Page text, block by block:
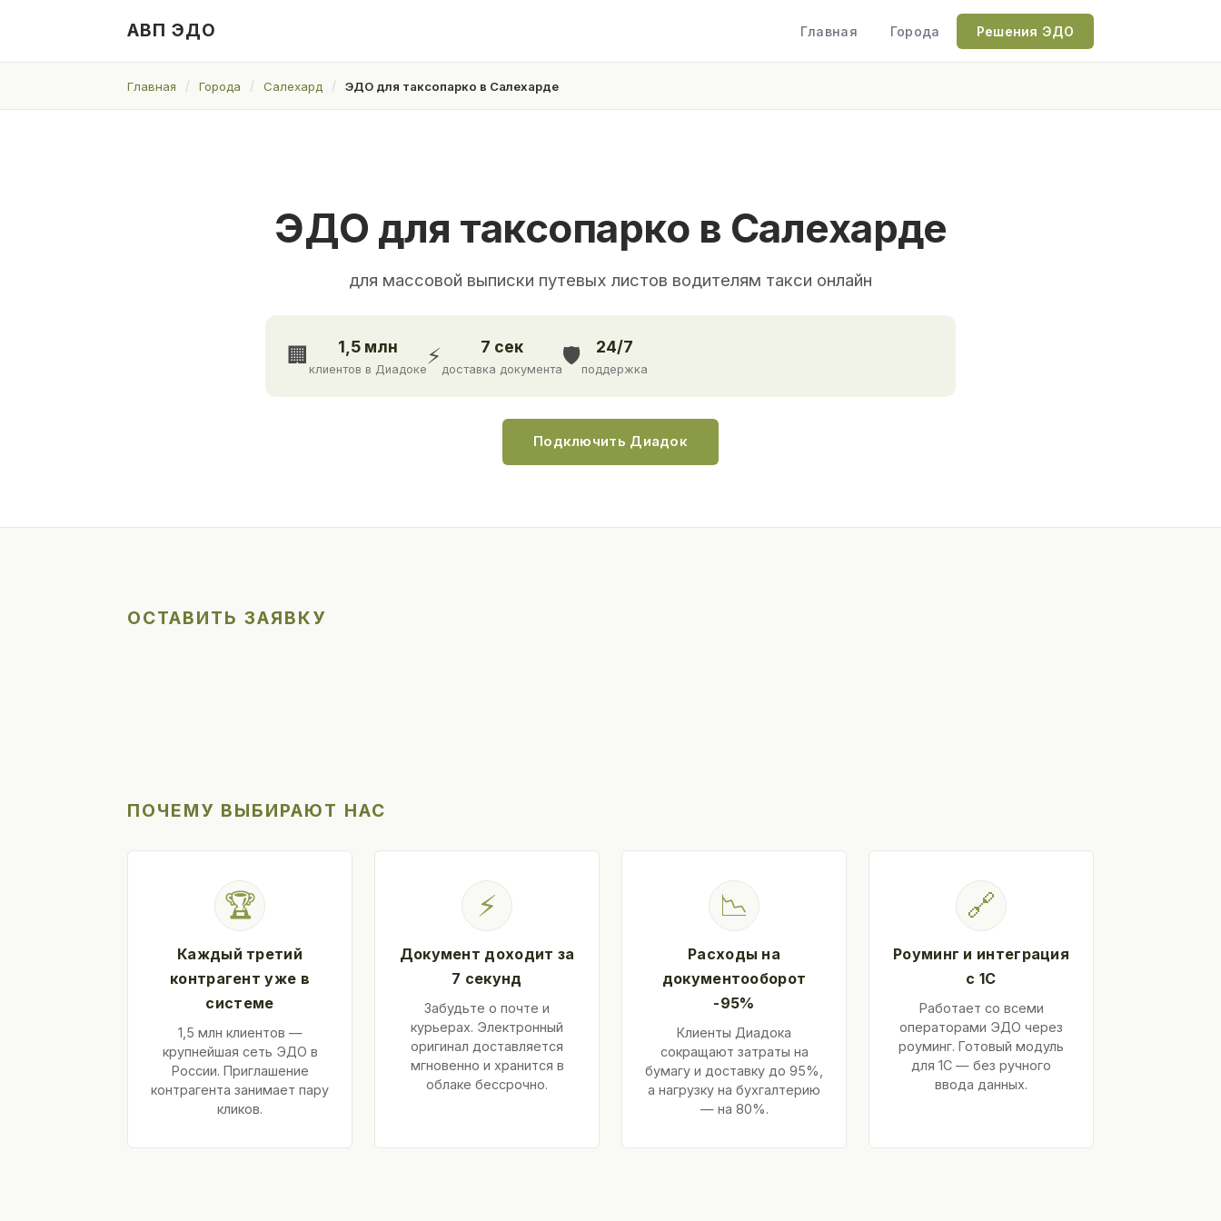
АВП ЭДО Главная Города Решения ЭДО
Главная Города Салехард ЭДО для таксопарко в Салехарде
ЭДО для таксопарко в Салехарде
для массовой выписки путевых листов водителям такси онлайн
🏢 1,5 млн
клиентов в Диадоке
⚡ 7 сек
доставка документа
🛡️ 24/7
поддержка
Подключить Диадок
ОСТАВИТЬ ЗАЯВКУ
ПОЧЕМУ ВЫБИРАЮТ НАС
🏆
Каждый третий
контрагент уже в
системе
1,5 млн клиентов —
крупнейшая сеть ЭДО в
России. Приглашение
контрагента занимает пару
кликов.
⚡
Документ доходит за
7 секунд
Забудьте о почте и
курьерах. Электронный
оригинал доставляется
мгновенно и хранится в
облаке бессрочно.
📉
Расходы на
документооборот
-95%
Клиенты Диадока
сокращают затраты на
бумагу и доставку до 95%,
а нагрузку на бухгалтерию
— на 80%.
🔗
Роуминг и интеграция
с 1С
Работает со всеми
операторами ЭДО через
роуминг. Готовый модуль
для 1С — без ручного
ввода данных.